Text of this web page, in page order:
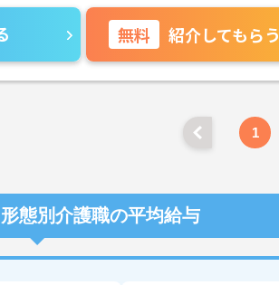
無料 紹介してもらう
1
態別介護職の平均給与